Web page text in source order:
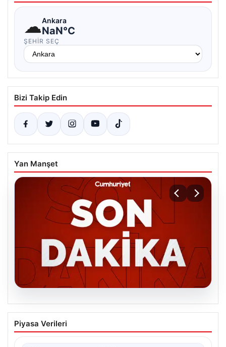
☁Ankara
NaN°C
ŞEHIR SEÇ
Bizi Takip Edin
Yan Manşet
06.08.2026
MGK’den 8 maddelik kritik bildiri: Dikkat
çeken ‘Terörsüz Bölge’ vurgusu
Piyasa Verileri